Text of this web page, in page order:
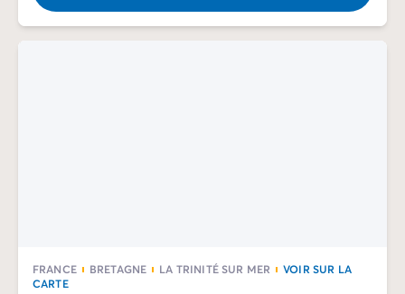
FRANCE BRETAGNE LA TRINITÉ SUR MER
VOIR SUR LA
CARTE